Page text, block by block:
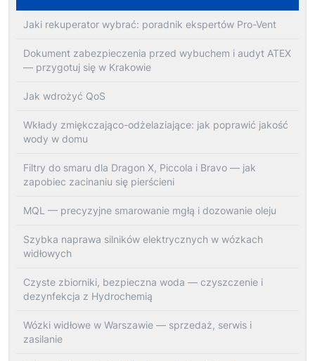
Jaki rekuperator wybrać: poradnik ekspertów Pro-Vent
Dokument zabezpieczenia przed wybuchem i audyt ATEX
— przygotuj się w Krakowie
Jak wdrożyć QoS
Wkłady zmiękczająco-odżelaziające: jak poprawić jakość
wody w domu
Filtry do smaru dla Dragon X, Piccola i Bravo — jak
zapobiec zacinaniu się pierścieni
MQL — precyzyjne smarowanie mgłą i dozowanie oleju
Szybka naprawa silników elektrycznych w wózkach
widłowych
Czyste zbiorniki, bezpieczna woda — czyszczenie i
dezynfekcja z Hydrochemią
Wózki widłowe w Warszawie — sprzedaż, serwis i
zasilanie